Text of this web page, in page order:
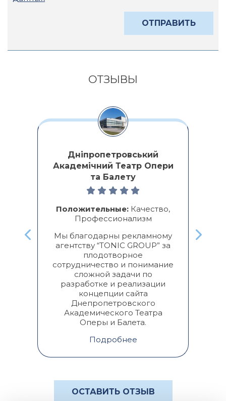
ОТЗЫВЫ
Дніпропетровський
Академічний Театр Опери
та Балету
Положительные: Качество,
Профессионализм
Мы благодарны рекламному
агентству “TONIC GROUP” за
плодотворное
сотрудничество и понимание
сложной задачи по
разработке и реализации
концепции сайта
Днепропетровского
Академического Театра
Оперы и Балета.
Подробнее
ОСТАВИТЬ ОТЗЫВ